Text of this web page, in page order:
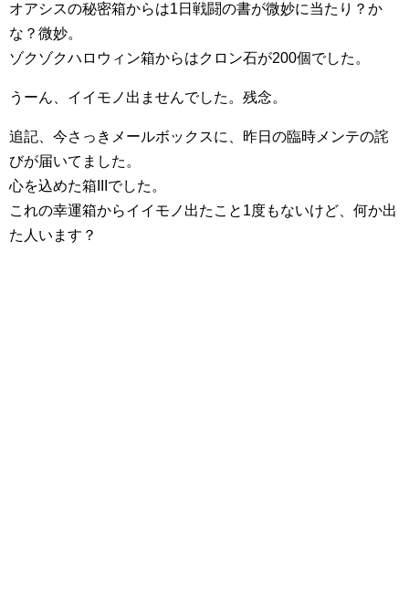
オアシスの秘密箱からは1日戦闘の書が微妙に当たり？か
な？微妙。
ゾクゾクハロウィン箱からはクロン石が200個でした。
うーん、イイモノ出ませんでした。残念。
追記、今さっきメールボックスに、昨日の臨時メンテの詫
びが届いてました。
心を込めた箱IIIでした。
これの幸運箱からイイモノ出たこと1度もないけど、何か出
た人います？